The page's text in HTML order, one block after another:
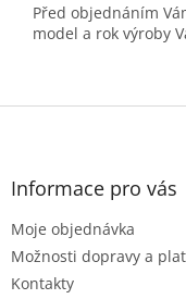
Před objednáním
model a rok výroby
Z
Informace pro vás
Moje objednávka
Možnosti dopravy a
Kontakty